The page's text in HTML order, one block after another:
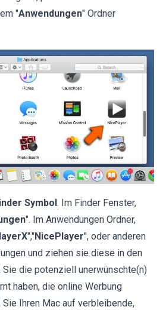
"Anwendungen" Ordner
Symbol . Im Finder Fenster,
". Im Anwendungen Ordner,
","NicePlayer", oder anderen
und ziehen sie diese in den
Sie die potenziell unerwünschte(n)
haben, die online Werbung
Sie Ihren Mac auf verbleibende,